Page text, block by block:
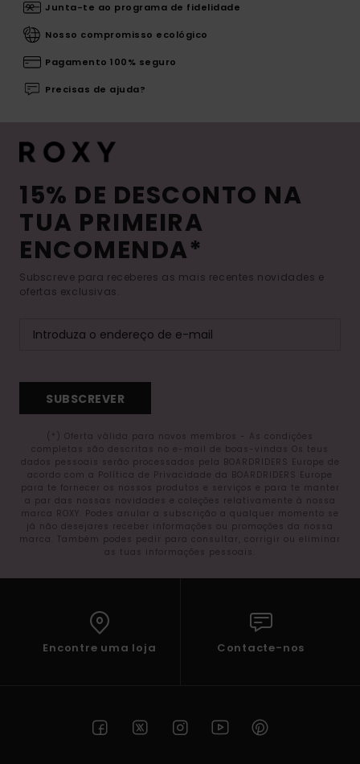
Junta-te ao programa de fidelidade
Nosso compromisso ecológico
Pagamento 100% seguro
Precisas de ajuda?
15% DE DESCONTO NA
TUA PRIMEIRA
ENCOMENDA*
Subscreve para receberes as mais recentes novidades e
ofertas exclusivas.
SUBSCREVER
(*) Oferta válida para novos membros - As condições
completas são descritas no e-mail de boas-vindas Os teus
dados pessoais serão processados pela BOARDRIDERS Europe de
acordo com a Política de Privacidade da BOARDRIDERS Europe
para te fornecer os nossos produtos e serviços e para te manter
a par das nossas novidades e coleções relativamente à nossa
marca ROXY. Podes anular a subscrição a qualquer momento se
já não desejares receber informações ou promoções da nossa
marca. Também podes pedir para consultar, corrigir ou eliminar
as tuas informações pessoais.
Encontre uma loja Contacte-nos